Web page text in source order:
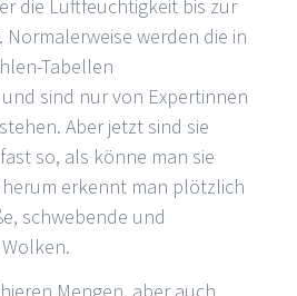
die Luftfeuchtigkeit bis zur
werden die in
Tabellen
sind nur von Expertinnen
Aber jetzt sind sie
so, als könne man sie
erkennt man plötzlich
schwebende und